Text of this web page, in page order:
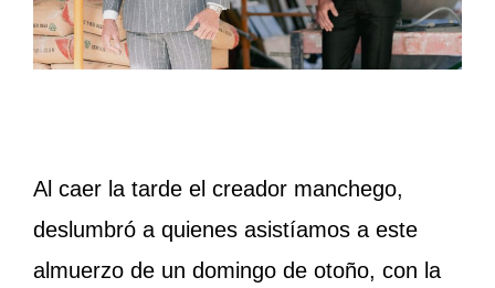
Al caer la tarde el creador manchego,
deslumbró a quienes asistíamos a este
almuerzo de un domingo de otoño, con la